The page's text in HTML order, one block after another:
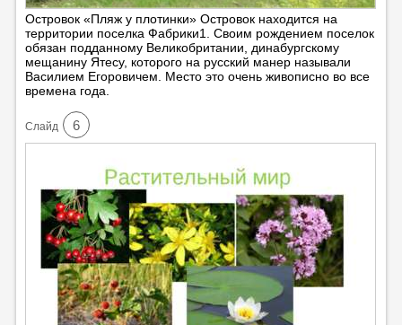
Островок «Пляж у плотинки» Островок находится на
территории поселка Фабрики1. Своим рождением поселок
обязан подданному Великобритании, динабургскому
мещанину Ятесу, которого на русский манер называли
Василием Егоровичем. Место это очень живописно во все
времена года.
Cлайд 6